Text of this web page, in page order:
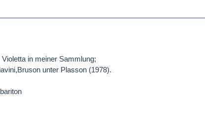
in meiner Sammlung;
unter Plasson (1978).